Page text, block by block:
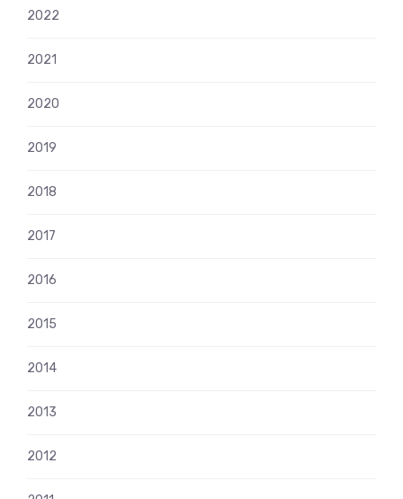
2022
2021
2020
2019
2018
2017
2016
2015
2014
2013
2012